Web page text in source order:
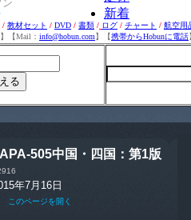
/ 教材セット / DVD / 書類 / ログ / チャート / 航空用
【Mail： info@hobun.com】【携帯からHobunに電話